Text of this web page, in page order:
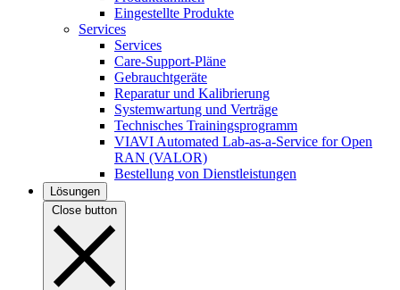
Eingestellte Produkte
Services
Services
Care-Support-Pläne
Gebrauchtgeräte
Reparatur und Kalibrierung
Systemwartung und Verträge
Technisches Trainingsprogramm
VIAVI Automated Lab-as-a-Service for Open
RAN (VALOR)
Bestellung von Dienstleistungen
Lösungen
Close button